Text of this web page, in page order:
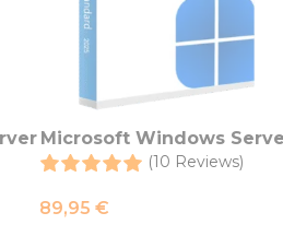
Microsoft Windows
2025 Standard
(10 Reviews)
89,95 €